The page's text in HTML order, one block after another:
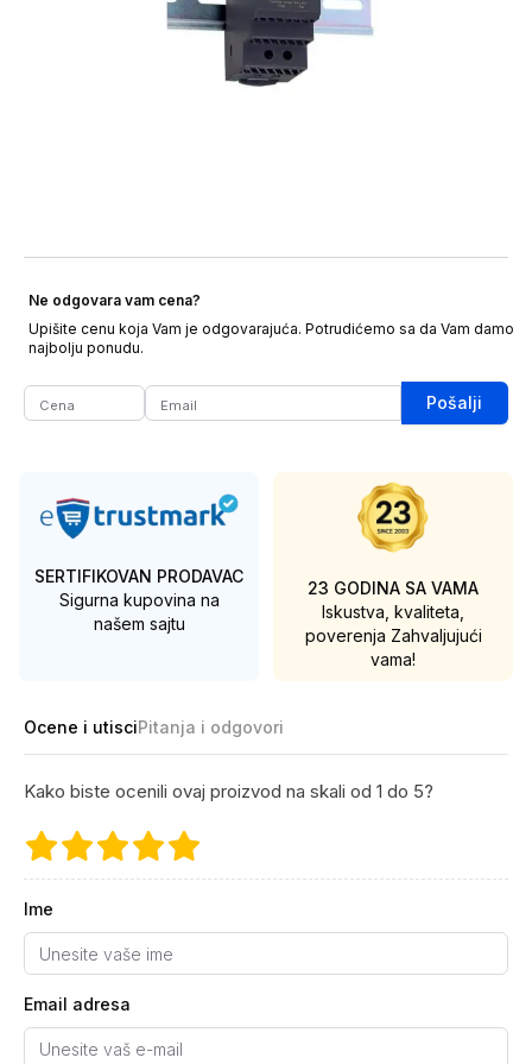
Ne odgovara vam cena?
Upišite cenu koja Vam je odgovarajuća. Potrudićemo sa da Vam damo
najbolju ponudu.
Pošalji
SERTIFIKOVAN PRODAVAC
Sigurna kupovina na
našem sajtu
23 GODINA SA VAMA
Iskustva, kvaliteta,
poverenja Zahvaljujući
vama!
Ocene i utisciPitanja i odgovori
Kako biste ocenili ovaj proizvod na skali od 1 do 5?
Ime
Email adresa